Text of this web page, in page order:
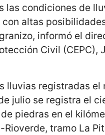
las condiciones de
con altas
informó el
Civil (CEPC),
lluvias registradas el
julio se registra el
piedras en el
tramo La